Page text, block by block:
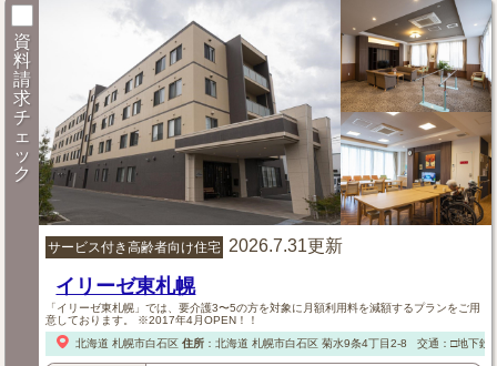
資
料
請
求
チ
ェ
ッ
ク
サービス付き高齢者向け住宅 2026.7.31更新
イリーゼ東札幌
「イリーゼ東札幌」では、要介護3〜5の方を対象に月額利用料を減額するプランをご用
意しております。 ※2017年4月OPEN！！
北海道 札幌市白石区 住所： 北海道 札幌市白石区菊水9条4丁目2-8 交通：□地下鉄